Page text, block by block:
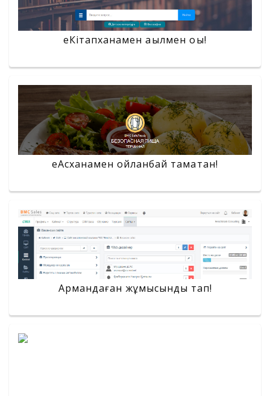
еКітапханамен ақылмен оқы!
еАсханамен ойланбай тамақтан!
Армандаған жұмысынды тап!